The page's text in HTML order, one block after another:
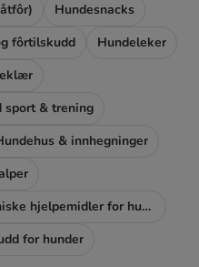
Hundesnacks
fôrtilskudd
Hundeleker
sport & trening
& innhegninger
Tekniske hjelpemidler for hunder
for hunder